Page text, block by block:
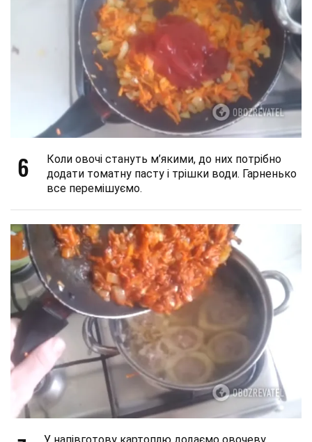
6
Коли овочі стануть м’якими, до них потрібно
додати томатну пасту і трішки води. Гарненько
все перемішуємо.